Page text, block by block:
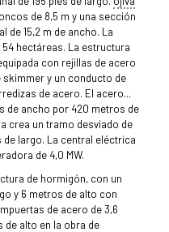
de 8,5 m y una sección
de 15,2 m de ancho. La
hectáreas. La estructura
con rejillas de acero
y un conducto de
de acero. El acero...
de ancho por 420 metros de
crea un tramo desviado de
largo. La central eléctrica
de 4,0 MW.
de hormigón, con un
y 6 metros de alto con
de acero de 3,6
alto en la obra de